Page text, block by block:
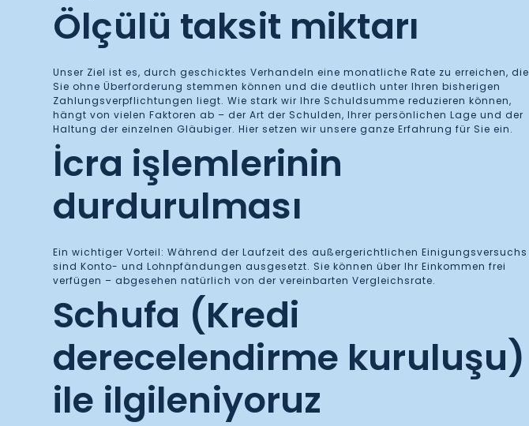
Ölçülü taksit miktarı
Unser Ziel ist es, durch geschicktes Verhandeln eine monatliche Rate zu erreichen, die
Sie ohne Überforderung stemmen können und die deutlich unter Ihren bisherigen
Zahlungsverpflichtungen liegt. Wie stark wir Ihre Schuldsumme reduzieren können,
hängt von vielen Faktoren ab – der Art der Schulden, Ihrer persönlichen Lage und der
Haltung der einzelnen Gläubiger. Hier setzen wir unsere ganze Erfahrung für Sie ein.
İcra işlemlerinin
durdurulması
Ein wichtiger Vorteil: Während der Laufzeit des außergerichtlichen Einigungsversuchs
sind Konto- und Lohnpfändungen ausgesetzt. Sie können über Ihr Einkommen frei
verfügen – abgesehen natürlich von der vereinbarten Vergleichsrate.
Schufa (Kredi
derecelendirme kuruluşu)
ile ilgileniyoruz